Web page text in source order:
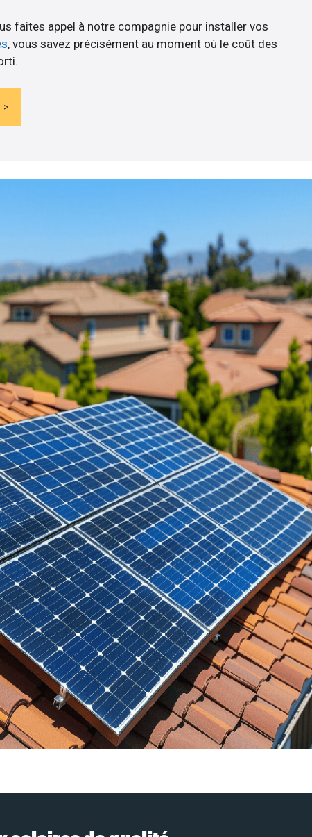
faites appel à notre compagnie pour installer vos
, vous savez précisément au moment où le coût des